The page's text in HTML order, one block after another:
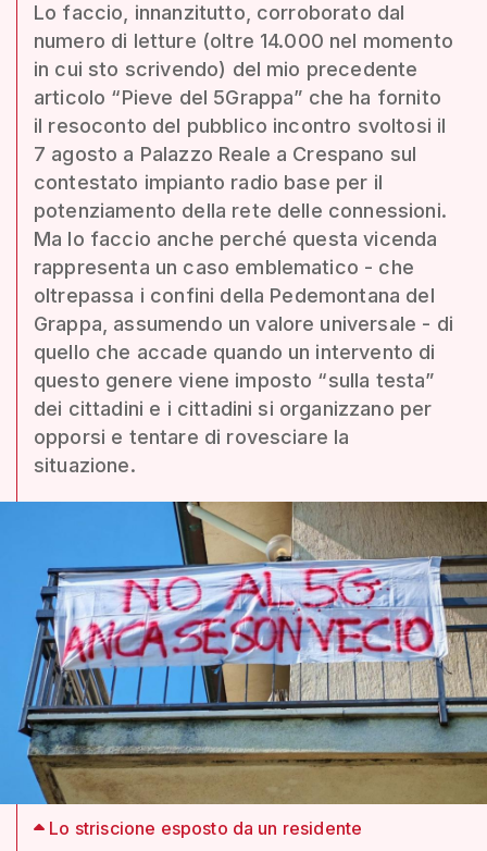
Lo faccio, innanzitutto, corroborato dal
numero di letture (oltre 14.000 nel momento
in cui sto scrivendo) del mio precedente
articolo “Pieve del 5Grappa” che ha fornito
il resoconto del pubblico incontro svoltosi il
7 agosto a Palazzo Reale a Crespano sul
contestato impianto radio base per il
potenziamento della rete delle connessioni.
Ma lo faccio anche perché questa vicenda
rappresenta un caso emblematico - che
oltrepassa i confini della Pedemontana del
Grappa, assumendo un valore universale - di
quello che accade quando un intervento di
questo genere viene imposto “sulla testa”
dei cittadini e i cittadini si organizzano per
opporsi e tentare di rovesciare la
situazione.
Lo striscione esposto da un residente